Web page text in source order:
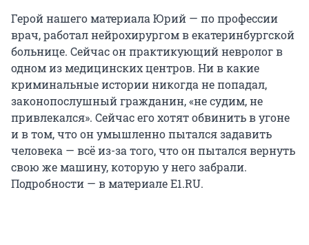
Герой нашего материала Юрий — по профессии
врач, работал нейрохирургом в екатеринбургской
больнице. Сейчас он практикующий невролог в
одном из медицинских центров. Ни в какие
криминальные истории никогда не попадал,
законопослушный гражданин, «не судим, не
привлекался». Сейчас его хотят обвинить в угоне
и в том, что он умышленно пытался задавить
человека — всё из-за того, что он пытался вернуть
свою же машину, которую у него забрали.
Подробности — в материале E1.RU.